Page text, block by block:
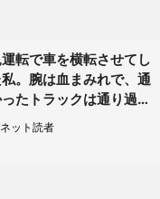
転で車を横転させてし
私。腕は血まみれで、通
たトラックは通り過ぎ
...（福岡県・30代女性）
ット読者